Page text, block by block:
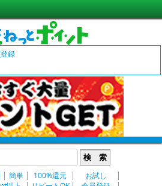
録
検 索
簡単 100%還元
お試し